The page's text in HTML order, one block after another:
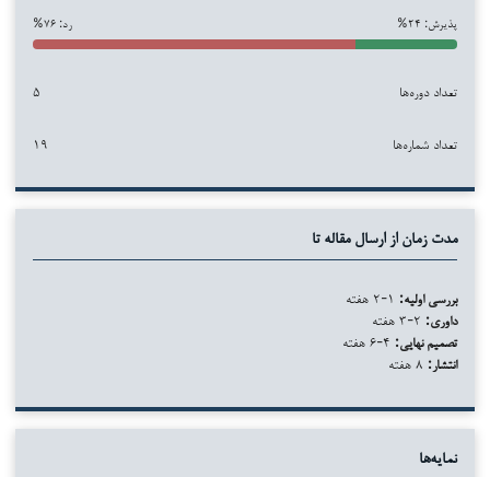
پذیرش: ۲۴% رد: ۷۶%
تعداد دوره‌ها ۵
تعداد شماره‌ها ۱۹
مدت زمان از ارسال مقاله تا
بررسی اولیه:
داوری:
تصمیم نهایی:
انتشار:
نمایه‌ها